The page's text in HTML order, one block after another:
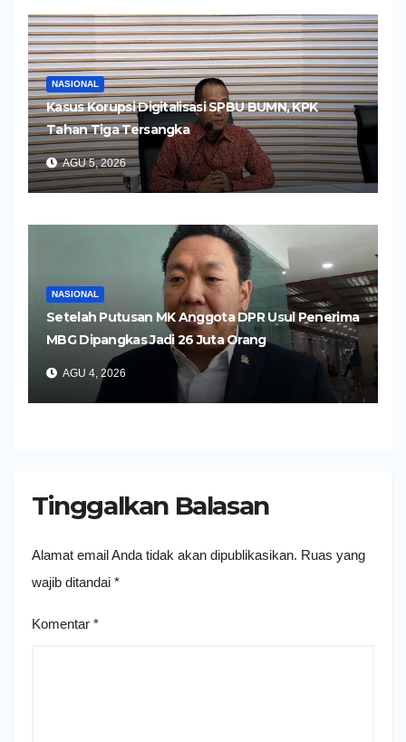
NASIONAL
Kasus Korupsi Digitalisasi SPBU BUMN, KPK
Tahan Tiga Tersangka
AGU 5, 2026
NASIONAL
Setelah Putusan MK Anggota DPR Usul Penerima
MBG Dipangkas Jadi 26 Juta Orang
AGU 4, 2026
Tinggalkan Balasan
Alamat email Anda tidak akan dipublikasikan. Ruas yang
wajib ditandai *
Komentar *